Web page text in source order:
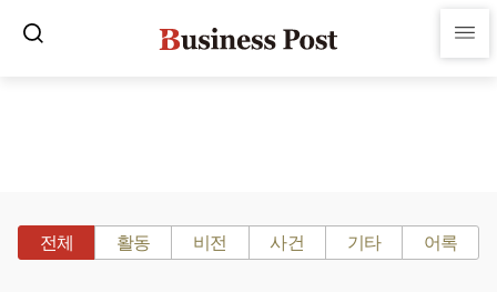
전체 활동 비전 사건 기타 어록